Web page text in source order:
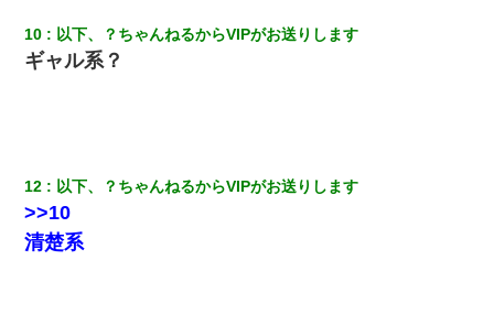
10 以下、？ちゃんねるからVIPがお送りします
ギャル系？
12 以下、？ちゃんねるからVIPがお送りします
>>10
清楚系